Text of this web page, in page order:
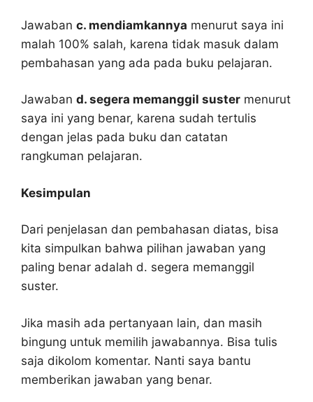
Jawaban c. mendiamkannya menurut saya ini
malah 100% salah, karena tidak masuk dalam
pembahasan yang ada pada buku pelajaran.
Jawaban d. segera memanggil suster menurut
saya ini yang benar, karena sudah tertulis
dengan jelas pada buku dan catatan
rangkuman pelajaran.
Kesimpulan
Dari penjelasan dan pembahasan diatas, bisa
kita simpulkan bahwa pilihan jawaban yang
paling benar adalah d. segera memanggil
suster.
Jika masih ada pertanyaan lain, dan masih
bingung untuk memilih jawabannya. Bisa tulis
saja dikolom komentar. Nanti saya bantu
memberikan jawaban yang benar.